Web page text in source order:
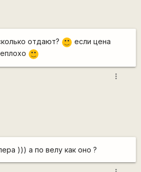
отдают? :)
если цена
:)
more_vert
))) а по велу как оно ?